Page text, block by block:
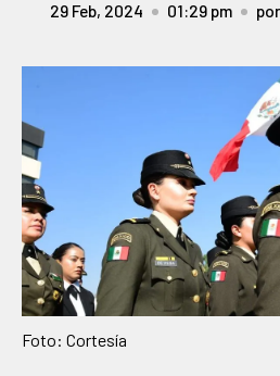
29 Feb, 2024 01:29 pm por
Foto: Cortesía